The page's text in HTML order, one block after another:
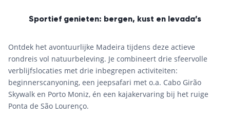
Sportief genieten: bergen, kust en levada’s
Ontdek het avontuurlijke Madeira tijdens deze actieve
rondreis vol natuurbeleving. Je combineert drie sfeervolle
verblijfslocaties met drie inbegrepen activiteiten:
beginnerscanyoning, een jeepsafari met o.a. Cabo Girão
Skywalk en Porto Moniz, én een kajakervaring bij het ruige
Ponta de São Lourenço.